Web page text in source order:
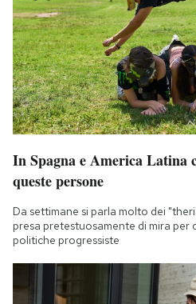
In Spagna e America Latina
queste persone
Da settimane si parla molto dei
presa pretestuosamente di mira per
politiche progressiste